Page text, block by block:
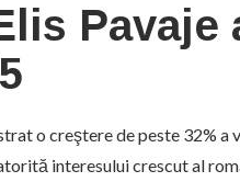
Pavaje
o creştere de peste 32%
interesului crescut al